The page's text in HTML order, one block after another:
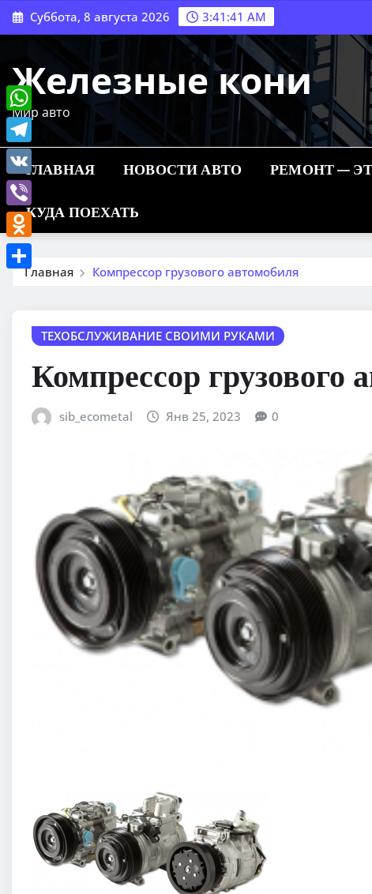
Перейти
к
Суббота, 8 августа 2026 3:41:42 AM
Железные кони
Мир авто
ГЛАВНАЯ НОВОСТИ АВТО РЕМОНТ —
КУДА ПОЕХАТЬ
Главная Компрессор грузового автомобиля
ТЕХОБСЛУЖИВАНИЕ СВОИМИ РУКАМИ
Компрессор грузового
sib_ecometal Янв 25, 2023 0
WhatsApp
Telegram
VK
Viber
Odnoklassniki
Отправить